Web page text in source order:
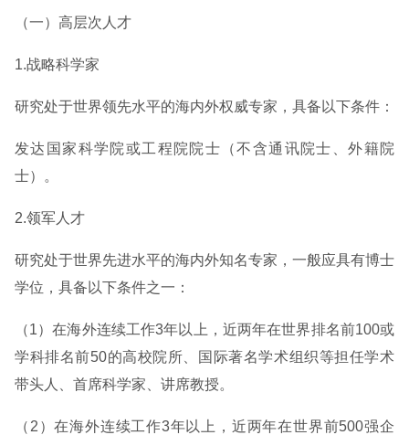
（一）高层次人才
1.战略科学家
研究处于世界领先水平的海内外权威专家，具备以下条件：
发达国家科学院或工程院院士（不含通讯院士、外籍院
士）。
2.领军人才
研究处于世界先进水平的海内外知名专家，一般应具有博士
学位，具备以下条件之一：
（1）在海外连续工作3年以上，近两年在世界排名前100或
学科排名前50的高校院所、国际著名学术组织等担任学术
带头人、首席科学家、讲席教授。
（2）在海外连续工作3年以上，近两年在世界前500强企